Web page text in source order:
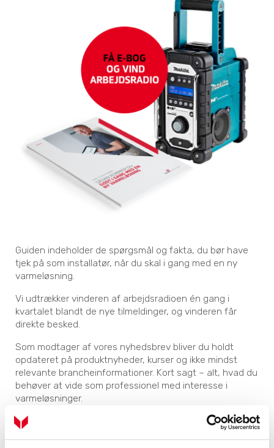
Guiden indeholder de spørgsmål og fakta, du bør have
tjek på som installatør, når du skal i gang med en ny
varmeløsning.
Vi udtrækker vinderen af arbejdsradioen én gang i
kvartalet blandt de nye tilmeldinger, og vinderen får
direkte besked.
Som modtager af vores nyhedsbrev bliver du holdt
opdateret på produktnyheder, kurser og ikke mindst
relevante brancheinformationer. Kort sagt – alt, hvad du
behøver at vide som professionel med interesse i
varmeløsninger.